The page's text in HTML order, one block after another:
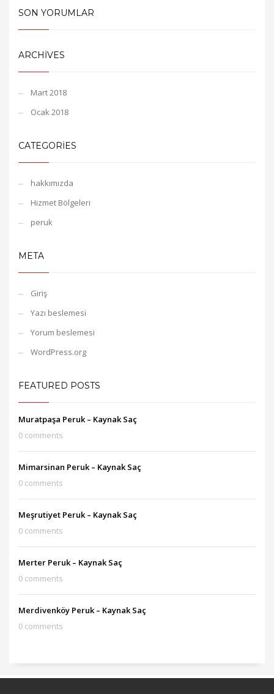
SON YORUMLAR
ARCHIVES
Mart 2018
Ocak 2018
CATEGORIES
hakkımızda
Hizmet Bölgeleri
peruk
META
Giriş
Yazı beslemesi
Yorum beslemesi
WordPress.org
FEATURED POSTS
Muratpaşa Peruk – Kaynak Saç
0 comments
Mimarsinan Peruk – Kaynak Saç
0 comments
Meşrutiyet Peruk – Kaynak Saç
0 comments
Merter Peruk – Kaynak Saç
0 comments
Merdivenköy Peruk – Kaynak Saç
0 comments